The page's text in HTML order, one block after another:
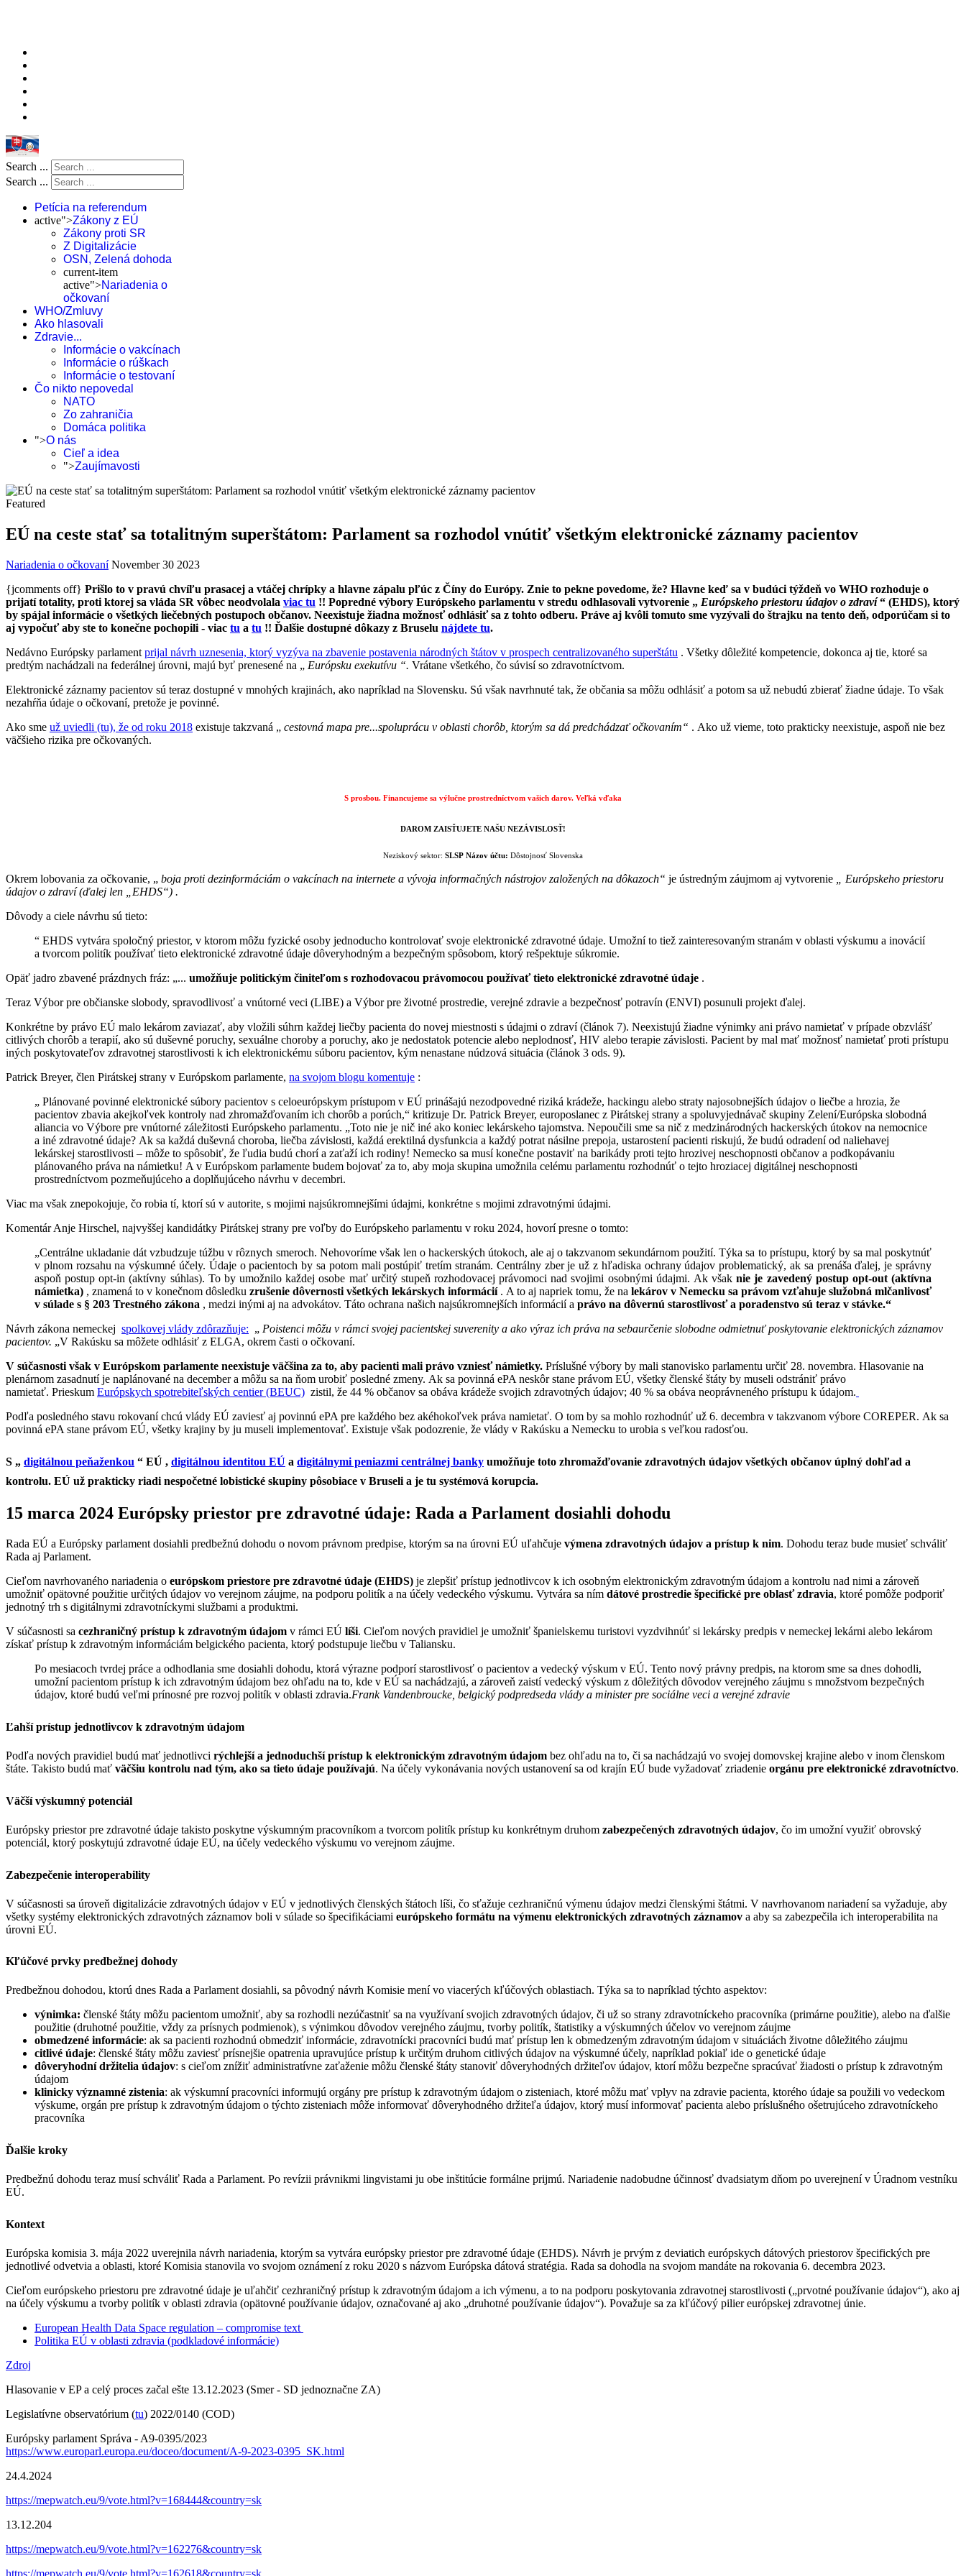
Search ...
Search ...
Petícia na referendum
active">Zákony z EÚ
Zákony proti SR
Z Digitalizácie
OSN, Zelená dohoda
current-item
active">Nariadenia o
očkovaní
WHO/Zmluvy
Ako hlasovali
Zdravie...
Informácie o vakcínach
Informácie o rúškach
Informácie o testovaní
Čo nikto nepovedal
NATO
Zo zahraničia
Domáca politika
">O nás
Cieľ a idea
">Zaujímavosti
Featured
EÚ na ceste stať sa totalitným superštátom: Parlament sa rozhodol vnútiť všetkým elektronické záznamy pacientov
Nariadenia o očkovaní November 30 2023
{jcomments off} Prišlo to v pravú chvíľu prasacej a vtáčej chrípky a hlavne zápalu pľúc z Číny do Európy. Znie to pekne povedome, že? Hlavne keď sa v budúci týždeň vo WHO rozhoduje o
prijatí totality, proti ktorej sa vláda SR vôbec neodvolala viac tu !! Popredné výbory Európskeho parlamentu v stredu odhlasovali vytvorenie „ Európskeho priestoru údajov o zdraví“ (EHDS), ktorý
by spájal informácie o všetkých liečebných postupoch občanov. Neexistuje žiadna možnosť odhlásiť sa z tohto odberu. Práve aj kvôli tomuto sme vyzývali do štrajku na tento deň, odporúčam si to
aj vypočuť aby ste to konečne pochopili - viac tu a tu !! Ďalšie dostupné dôkazy z Bruselu nájdete tu.
Nedávno Európsky parlament prijal návrh uznesenia, ktorý vyzýva na zbavenie postavenia národných štátov v prospech centralizovaného superštátu . Všetky dôležité kompetencie, dokonca aj tie, ktoré sa
predtým nachádzali na federálnej úrovni, majú byť prenesené na „ Európsku exekutívu “. Vrátane všetkého, čo súvisí so zdravotníctvom.
Elektronické záznamy pacientov sú teraz dostupné v mnohých krajinách, ako napríklad na Slovensku. Sú však navrhnuté tak, že občania sa môžu odhlásiť a potom sa už nebudú zbierať žiadne údaje. To však
nezahŕňa údaje o očkovaní, pretože je povinné.
Ako sme už uviedli (tu), že od roku 2018 existuje takzvaná „ cestovná mapa pre...spoluprácu v oblasti chorôb, ktorým sa dá predchádzať očkovaním“ . Ako už vieme, toto prakticky neexistuje, aspoň nie bez
väčšieho rizika pre očkovaných.
S prosbou. Financujeme sa výlučne prostredníctvom vašich darov. Veľká vďaka
DAROM ZAISŤUJETE NAŠU NEZÁVISLOSŤ!
Neziskový sektor: SLSP Názov účtu: Dôstojnosť Slovenska
Okrem lobovania za očkovanie, „ boja proti dezinformáciám o vakcínach na internete a vývoja informačných nástrojov založených na dôkazoch“ je ústredným záujmom aj vytvorenie
Európskeho priestoru
údajov o zdraví (ďalej len „EHDS“) .
Dôvody a ciele návrhu sú tieto:
“ EHDS vytvára spoločný priestor, v ktorom môžu fyzické osoby jednoducho kontrolovať svoje elektronické zdravotné údaje. Umožní to tiež zainteresovaným stranám v oblasti výskumu a inovácií
a tvorcom politík používať tieto elektronické zdravotné údaje dôveryhodným a bezpečným spôsobom, ktorý rešpektuje súkromie.
Opäť jadro zbavené prázdnych fráz: „... umožňuje politickým činiteľom s rozhodovacou právomocou používať tieto elektronické zdravotné údaje .
Teraz Výbor pre občianske slobody, spravodlivosť a vnútorné veci (LIBE) a Výbor pre životné prostredie, verejné zdravie a bezpečnosť potravín (ENVI) posunuli projekt ďalej.
Konkrétne by právo EÚ malo lekárom zaviazať, aby vložili súhrn každej liečby pacienta do novej miestnosti s údajmi o zdraví (článok 7). Neexistujú žiadne výnimky ani právo namietať v prípade obzvlášť
citlivých chorôb a terapií, ako sú duševné poruchy, sexuálne choroby a poruchy, ako je nedostatok potencie alebo neplodnosť, HIV alebo terapie závislosti. Pacient by mal mať možnosť namietať proti prístupu
iných poskytovateľov zdravotnej starostlivosti k ich elektronickému súboru pacientov, kým nenastane núdzová situácia (článok 3 ods. 9).
Patrick Breyer, člen Pirátskej strany v Európskom parlamente, na svojom blogu komentuje :
„ Plánované povinné elektronické súbory pacientov s celoeurópskym prístupom v EÚ prinášajú nezodpovedné riziká krádeže, hackingu alebo straty najosobnejších údajov o liečbe a hrozia, že
pacientov zbavia akejkoľvek kontroly nad zhromažďovaním ich chorôb a porúch,“ kritizuje Dr. Patrick Breyer, europoslanec z Pirátskej strany a spoluvyjednávač skupiny Zelení/Európska slobodná
aliancia vo Výbore pre vnútorné záležitosti Európskeho parlamentu. „Toto nie je nič iné ako koniec lekárskeho tajomstva. Nepoučili sme sa nič z medzinárodných hackerských útokov na nemocnice
a iné zdravotné údaje? Ak sa každá duševná choroba, liečba závislosti, každá erektilná dysfunkcia a každý potrat násilne prepoja, ustarostení pacienti riskujú, že budú odradení od naliehavej
lekárskej starostlivosti – môže to spôsobiť, že ľudia budú chorí a zaťaží ich rodiny! Nemecko sa musí konečne postaviť na barikády proti tejto hrozivej neschopnosti občanov a podkopávaniu
plánovaného práva na námietku! A v Európskom parlamente budem bojovať za to, aby moja skupina umožnila celému parlamentu rozhodnúť o tejto hroziacej digitálnej neschopnosti
prostredníctvom pozmeňujúceho a doplňujúceho návrhu v decembri.
Viac ma však znepokojuje, čo robia tí, ktorí sú v autorite, s mojimi najsúkromnejšími údajmi, konkrétne s mojimi zdravotnými údajmi.
Komentár Anje Hirschel, najvyššej kandidátky Pirátskej strany pre voľby do Európskeho parlamentu v roku 2024, hovorí presne o tomto:
„Centrálne ukladanie dát vzbudzuje túžbu v rôznych smeroch. Nehovoríme však len o hackerských útokoch, ale aj o takzvanom sekundárnom použití. Týka sa to prístupu, ktorý by sa mal poskytnúť
v plnom rozsahu na výskumné účely. Údaje o pacientoch by sa potom mali postúpiť tretím stranám. Centrálny zber je už z hľadiska ochrany údajov problematický, ak sa prenáša ďalej, je správny
aspoň postup opt-in (aktívny súhlas). To by umožnilo každej osobe mať určitý stupeň rozhodovacej právomoci nad svojimi osobnými údajmi. Ak všaknie je zavedený postup opt-out (aktívna
námietka) , znamená to v konečnom dôsledku zrušenie dôvernosti všetkých lekárskych informácií. A to aj napriek tomu, že na lekárov v Nemecku sa právom vzťahuje služobná mlčanlivosť
v súlade s § 203 Trestného zákona , medzi inými aj na advokátov. Táto ochrana našich najsúkromnejších informácií a právo na dôvernú starostlivosť a poradenstvo sú teraz v stávke.“
Návrh zákona nemeckej spolkovej vlády zdôrazňuje: „ Poistenci môžu v rámci svojej pacientskej suverenity a ako výraz ich práva na sebaurčenie slobodne odmietnuť poskytovanie elektronických záznamov
pacientov. „V Rakúsku sa môžete odhlásiť z ELGA, okrem časti o očkovaní.
V súčasnosti však v Európskom parlamente neexistuje väčšina za to, aby pacienti mali právo vzniesť námietky. Príslušné výbory by mali stanovisko parlamentu určiť 28. novembra. Hlasovanie na
plenárnom zasadnutí je naplánované na december a môžu sa na ňom urobiť posledné zmeny. Ak sa povinná ePA neskôr stane právom EÚ, všetky členské štáty by museli odstrániť právo
namietať. Prieskum Európskych spotrebiteľských centier (BEUC) zistil, že 44 % občanov sa obáva krádeže svojich zdravotných údajov; 40 % sa obáva neoprávneného prístupu k údajom.
Podľa posledného stavu rokovaní chcú vlády EÚ zaviesť aj povinnú ePA pre každého bez akéhokoľvek práva namietať. O tom by sa mohlo rozhodnúť už 6. decembra v takzvanom výbore COREPER. Ak sa
povinná ePA stane právom EÚ, všetky krajiny by ju museli implementovať. Existuje však podozrenie, že vlády v Rakúsku a Nemecku to urobia s veľkou radosťou.
S „ digitálnou peňaženkou “ EÚ , digitálnou identitou EÚ a digitálnymi peniazmi centrálnej banky umožňuje toto zhromažďovanie zdravotných údajov všetkých občanov úplný dohľad a
kontrolu. EÚ už prakticky riadi nespočetné lobistické skupiny pôsobiace v Bruseli a je tu systémová korupcia.
15 marca 2024 Európsky priestor pre zdravotné údaje: Rada a Parlament dosiahli dohodu
Rada EÚ a Európsky parlament dosiahli predbežnú dohodu o novom právnom predpise, ktorým sa na úrovni EÚ uľahčuje výmena zdravotných údajov a prístup k nim. Dohodu teraz bude musieť schváliť
Rada aj Parlament.
Cieľom navrhovaného nariadenia o európskom priestore pre zdravotné údaje (EHDS) je zlepšiť prístup jednotlivcov k ich osobným elektronickým zdravotným údajom a kontrolu nad nimi a zároveň
umožniť opätovné použitie určitých údajov vo verejnom záujme, na podporu politík a na účely vedeckého výskumu. Vytvára sa ním dátové prostredie špecifické pre oblasť zdravia, ktoré pomôže podporiť
jednotný trh s digitálnymi zdravotníckymi službami a produktmi.
V súčasnosti sa cezhraničný prístup k zdravotným údajom v rámci EÚ líši. Cieľom nových pravidiel je umožniť španielskemu turistovi vyzdvihnúť si lekársky predpis v nemeckej lekárni alebo lekárom
získať prístup k zdravotným informáciám belgického pacienta, ktorý podstupuje liečbu v Taliansku.
Po mesiacoch tvrdej práce a odhodlania sme dosiahli dohodu, ktorá výrazne podporí starostlivosť o pacientov a vedecký výskum v EÚ. Tento nový právny predpis, na ktorom sme sa dnes dohodli,
umožní pacientom prístup k ich zdravotným údajom bez ohľadu na to, kde v EÚ sa nachádzajú, a zároveň zaistí vedecký výskum z dôležitých dôvodov verejného záujmu s množstvom bezpečných
údajov, ktoré budú veľmi prínosné pre rozvoj politík v oblasti zdravia.Frank Vandenbroucke, belgický podpredseda vlády a minister pre sociálne veci a verejné zdravie
Ľahší prístup jednotlivcov k zdravotným údajom
Podľa nových pravidiel budú mať jednotlivci rýchlejší a jednoduchší prístup k elektronickým zdravotným údajom bez ohľadu na to, či sa nachádzajú vo svojej domovskej krajine alebo v inom členskom
štáte. Takisto budú mať väčšiu kontrolu nad tým, ako sa tieto údaje používajú. Na účely vykonávania nových ustanovení sa od krajín EÚ bude vyžadovať zriadenie orgánu pre elektronické zdravotníctvo.
Väčší výskumný potenciál
Európsky priestor pre zdravotné údaje takisto poskytne výskumným pracovníkom a tvorcom politík prístup ku konkrétnym druhom zabezpečených zdravotných údajov, čo im umožní využiť obrovský
potenciál, ktorý poskytujú zdravotné údaje EÚ, na účely vedeckého výskumu vo verejnom záujme.
Zabezpečenie interoperability
V súčasnosti sa úroveň digitalizácie zdravotných údajov v EÚ v jednotlivých členských štátoch líši, čo sťažuje cezhraničnú výmenu údajov medzi členskými štátmi. V navrhovanom nariadení sa vyžaduje, aby
všetky systémy elektronických zdravotných záznamov boli v súlade so špecifikáciami európskeho formátu na výmenu elektronických zdravotných záznamov a aby sa zabezpečila ich interoperabilita na
úrovni EÚ.
Kľúčové prvky predbežnej dohody
Predbežnou dohodou, ktorú dnes Rada a Parlament dosiahli, sa pôvodný návrh Komisie mení vo viacerých kľúčových oblastiach. Týka sa to napríklad týchto aspektov:
výnimka: členské štáty môžu pacientom umožniť, aby sa rozhodli nezúčastniť sa na využívaní svojich zdravotných údajov, či už so strany zdravotníckeho pracovníka (primárne použitie), alebo na ďalšie
použitie (druhotné použitie, vždy za prísnych podmienok), s výnimkou dôvodov verejného záujmu, tvorby politík, štatistiky a výskumných účelov vo verejnom záujme
obmedzené informácie: ak sa pacienti rozhodnú obmedziť informácie, zdravotnícki pracovníci budú mať prístup len k obmedzeným zdravotným údajom v situáciách životne dôležitého záujmu
citlivé údaje: členské štáty môžu zaviesť prísnejšie opatrenia upravujúce prístup k určitým druhom citlivých údajov na výskumné účely, napríklad pokiaľ ide o genetické údaje
dôveryhodní držitelia údajov: s cieľom znížiť administratívne zaťaženie môžu členské štáty stanoviť dôveryhodných držiteľov údajov, ktorí môžu bezpečne spracúvať žiadosti o prístup k zdravotným
údajom
klinicky významné zistenia: ak výskumní pracovníci informujú orgány pre prístup k zdravotným údajom o zisteniach, ktoré môžu mať vplyv na zdravie pacienta, ktorého údaje sa použili vo vedeckom
výskume, orgán pre prístup k zdravotným údajom o týchto zisteniach môže informovať dôveryhodného držiteľa údajov, ktorý musí informovať pacienta alebo príslušného ošetrujúceho zdravotníckeho
pracovníka
Ďalšie kroky
Predbežnú dohodu teraz musí schváliť Rada a Parlament. Po revízii právnikmi lingvistami ju obe inštitúcie formálne prijmú. Nariadenie nadobudne účinnosť dvadsiatym dňom po uverejnení v Úradnom vestníku
EÚ.
Kontext
Európska komisia 3. mája 2022 uverejnila návrh nariadenia, ktorým sa vytvára európsky priestor pre zdravotné údaje (EHDS). Návrh je prvým z deviatich európskych dátových priestorov špecifických pre
jednotlivé odvetvia a oblasti, ktoré Komisia stanovila vo svojom oznámení z roku 2020 s názvom Európska dátová stratégia. Rada sa dohodla na svojom mandáte na rokovania 6. decembra 2023.
Cieľom európskeho priestoru pre zdravotné údaje je uľahčiť cezhraničný prístup k zdravotným údajom a ich výmenu, a to na podporu poskytovania zdravotnej starostlivosti („prvotné používanie údajov“), ako aj
na účely výskumu a tvorby politík v oblasti zdravia (opätovné používanie údajov, označované aj ako „druhotné používanie údajov“). Považuje sa za kľúčový pilier európskej zdravotnej únie.
European Health Data Space regulation – compromise text
Politika EÚ v oblasti zdravia (podkladové informácie)
Zdroj
Hlasovanie v EP a celý proces začal ešte 13.12.2023 (Smer - SD jednoznačne ZA)
Legislatívne observatórium (tu) 2022/0140 (COD)
Európsky parlament Správa - A9-0395/2023
https://www.europarl.europa.eu/doceo/document/A-9-2023-0395_SK.html
24.4.2024
https://mepwatch.eu/9/vote.html?v=168444&country=sk
13.12.204
https://mepwatch.eu/9/vote.html?v=162276&country=sk
https://mepwatch.eu/9/vote.html?v=162618&country=sk